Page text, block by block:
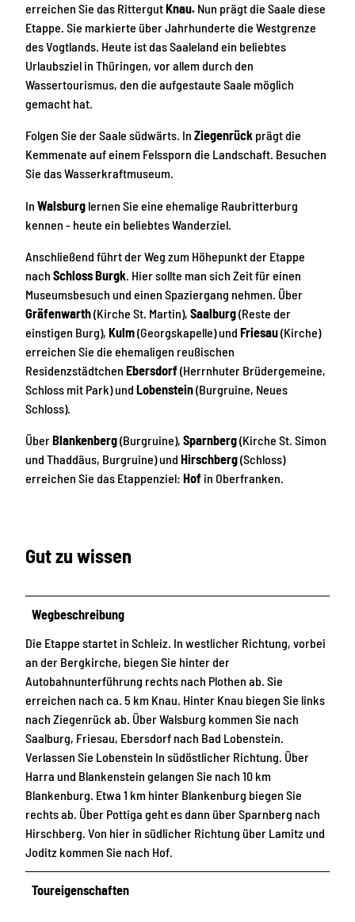
erreichen Sie das RittergutKnau. Nun prägt die Saale diese
Etappe. Sie markierte über Jahrhunderte die Westgrenze
des Vogtlands. Heute ist das Saaleland ein beliebtes
Urlaubsziel in Thüringen, vor allem durch den
Wassertourismus, den die aufgestaute Saale möglich
gemacht hat.
Folgen Sie der Saale südwärts. In Ziegenrück prägt die
Kemmenate auf einem Felssporn die Landschaft. Besuchen
Sie das Wasserkraftmuseum.
In Walsburg lernen Sie eine ehemalige Raubritterburg
kennen - heute ein beliebtes Wanderziel.
Anschließend führt der Weg zum Höhepunkt der Etappe
nach Schloss Burgk . Hier sollte man sich Zeit für einen
Museumsbesuch und einen Spaziergang nehmen. Über
Gräfenwarth(Kirche St. Martin), Saalburg(Reste der
einstigen Burg), Kulm(Georgskapelle) und Friesau(Kirche)
erreichen Sie die ehemaligen reußischen
Residenzstädtchen Ebersdorf(Herrnhuter Brüdergemeine,
Schloss mit Park) und Lobenstein(Burgruine, Neues
Schloss).
ÜberBlankenberg(Burgruine), Sparnberg(Kirche St. Simon
und Thaddäus, Burgruine) und Hirschberg(Schloss)
erreichen Sie das Etappenziel: Hof in Oberfranken.
Gut zu wissen
Wegbeschreibung
Die Etappe startet in Schleiz. In westlicher Richtung, vorbei
an der Bergkirche, biegen Sie hinter der
Autobahnunterführung rechts nach Plothen ab. Sie
erreichen nach ca. 5 km Knau. Hinter Knau biegen Sie links
nach Ziegenrück ab. Über Walsburg kommen Sie nach
Saalburg, Friesau, Ebersdorf nach Bad Lobenstein.
Verlassen Sie Lobenstein In südöstlicher Richtung. Über
Harra und Blankenstein gelangen Sie nach 10 km
Blankenburg. Etwa 1 km hinter Blankenburg biegen Sie
rechts ab. Über Pottiga geht es dann über Sparnberg nach
Hirschberg. Von hier in südlicher Richtung über Lamitz und
Joditz kommen Sie nach Hof.
Toureigenschaften